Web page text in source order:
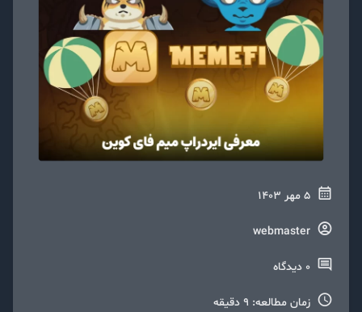
5 مهر 1403
webmaster
0 دیدگاه
زمان مطالعه: 9 دقیقه